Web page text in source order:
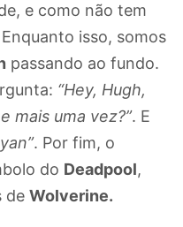
e como não tem
isso, somos
passando ao fundo.
“Hey, Hugh,
mais uma vez?”. E
. Por fim, o
do Deadpool,
de Wolverine.